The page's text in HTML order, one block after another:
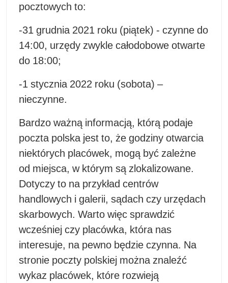
pocztowych to:
-31 grudnia 2021 roku (piątek) - czynne do
14:00, urzędy zwykle całodobowe otwarte
do 18:00;
-1 stycznia 2022 roku (sobota) –
nieczynne.
Bardzo ważną informacją, którą podaje
poczta polska jest to, że godziny otwarcia
niektórych placówek, mogą być zależne
od miejsca, w którym są zlokalizowane.
Dotyczy to na przykład centrów
handlowych i galerii, sądach czy urzędach
skarbowych. Warto więc sprawdzić
wcześniej czy placówka, która nas
interesuje, na pewno będzie czynna. Na
stronie poczty polskiej można znaleźć
wykaz placówek, które rozwieją